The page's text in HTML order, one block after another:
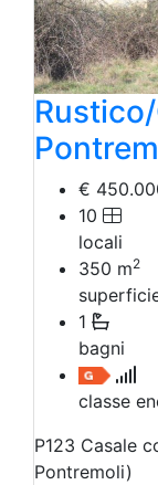
€
10
locali
350 m2
1
bagni
classe
P123 Casale
Pontremoli)